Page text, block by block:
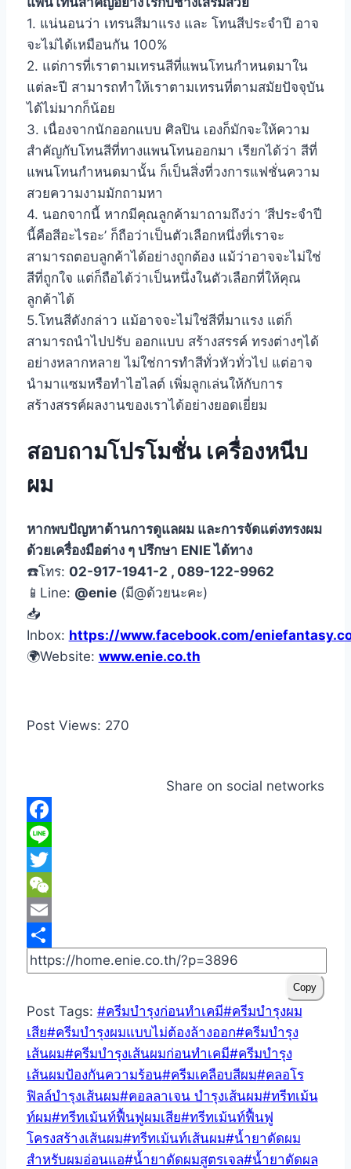
1. แน่นอนว่า เทรนสีมาแรง และ โทนสีประจำปี อาจ
จะไม่ได้เหมือนกัน 100%
2. แต่การที่เราตามเทรนสีที่แพนโทนกำหนดมาใน
แต่ละปี สามารถทำให้เราตามเทรนที่ตามสมัยปัจจุบัน
ได้ไม่มากก็น้อย
3. เนื่องจากนักออกแบบ ศิลปิน เองก็มักจะให้ความ
สำคัญกับโทนสีที่ทางแพนโทนออกมา เรียกได้ว่า สีที่
แพนโทนกำหนดมานั้น ก็เป็นสิ่งที่วงการแฟชั่นความ
สวยความงามมักถามหา
4. นอกจากนี้ หากมีคุณลูกค้ามาถามถึงว่า ‘สีประจำปี
นี้คือสีอะไรอะ’ ก็ถือว่าเป็นตัวเลือกหนึ่งที่เราจะ
สามารถตอบลูกค้าได้อย่างถูกต้อง แม้ว่าอาจจะไม่ใช่
สีที่ถูกใจ แต่ก็ถือได้ว่าเป็นหนึ่งในตัวเลือกที่ให้คุณ
ลูกค้าได้
5.โทนสีดังกล่าว แม้อาจจะไม่ใช่สีที่มาแรง แต่ก็
สามารถนำไปปรับ ออกแบบ สร้างสรรค์ ทรงต่างๆได้
อย่างหลากหลาย ไม่ใช่การทำสีทั่วหัวทั่วไป แต่อาจ
นำมาแซมหรือทำไฮไลต์ เพิ่มลูกเล่นให้กับการ
สร้างสรรค์ผลงานของเราได้อย่างยอดเยี่ยม
สอบถามโปรโมชั่น เครื่องหนีบ
ผม
หากพบปัญหาด้านการดูแลผม และการจัดแต่งทรงผม
ด้วยเครื่องมือต่าง ๆ ปรึกษา ENIE ได้ทาง
☎️โทร: 02-917-1941-2 , 089-122-9962
📱Line: @enie(มี@ด้วยนะคะ)
📥
Inbox: https://www.facebook.com/
🌍Website: www.enie.co.th
Post Views: 270
Share on social networks
Copy
Post Tags: #ครีมบำรุงก่อนทำเคมี#ครีมบำรุงผม
เสีย#ครีมบำรุงผมแบบไม่ต้องล้างออก#ครีมบำรุง
เส้นผม#ครีมบำรุงเส้นผมก่อนทำเคมี#ครีมบำรุง
เส้นผมป้องกันความร้อน#ครีมเคลือบสีผม#คลอโร
ฟิลล์บำรุงเส้นผม#คอลลาเจน บำรุงเส้นผม#ทรีทเม้น
ท์ผม#ทรีทเม้นท์ฟื้นฟูผมเสีย#ทรีทเม้นท์ฟื้นฟู
โครงสร้างเส้นผม#ทรีทเม้นท์เส้นผม#น้ำยาดัดผม
สำหรับผมอ่อนแอ#น้ำยาดัดผมสูตรเจล#น้ำยาดัดผล